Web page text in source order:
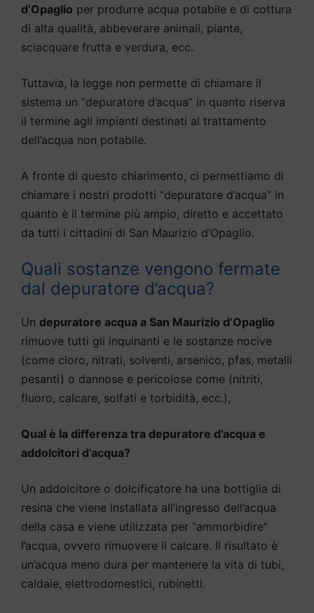
d’Opaglio per produrre acqua potabile e di cottura
di alta qualità, abbeverare animali, piante,
sciacquare frutta e verdura, ecc.
Tuttavia, la legge non permette di chiamare il
sistema un “depuratore d’acqua” in quanto riserva
il termine agli impianti destinati al trattamento
dell’acqua non potabile.
A fronte di questo chiarimento, ci permettiamo di
chiamare i nostri prodotti “depuratore d’acqua” in
quanto è il termine più ampio, diretto e accettato
da tutti i cittadini di San Maurizio d’Opaglio.
Quali sostanze vengono fermate
dal depuratore d’acqua?
Un depuratore acqua a San Maurizio d’Opaglio
rimuove tutti gli inquinanti e le sostanze nocive
(come cloro, nitrati, solventi, arsenico, pfas, metalli
pesanti) o dannose e pericolose come (nitriti,
fluoro, calcare, solfati e torbidità, ecc.),
Qual è la differenza tra depuratore d’acqua e
addolcitori d’acqua?
Un addolcitore o dolcificatore ha una bottiglia di
resina che viene installata all’ingresso dell’acqua
della casa e viene utilizzata per “ammorbidire”
l’acqua, ovvero rimuovere il calcare. Il risultato è
un’acqua meno dura per mantenere la vita di tubi,
caldaie, elettrodomestici, rubinetti.